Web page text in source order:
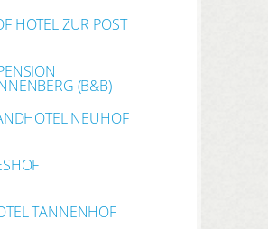
HOTEL ZUR POST
(B&B)
NEUHOF
TANNENHOF